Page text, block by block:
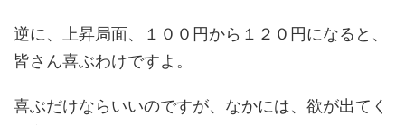
逆に、上昇局面、１００円から１２０円になると、
皆さん喜ぶわけですよ。
喜ぶだけならいいのですが、なかには、欲が出てく